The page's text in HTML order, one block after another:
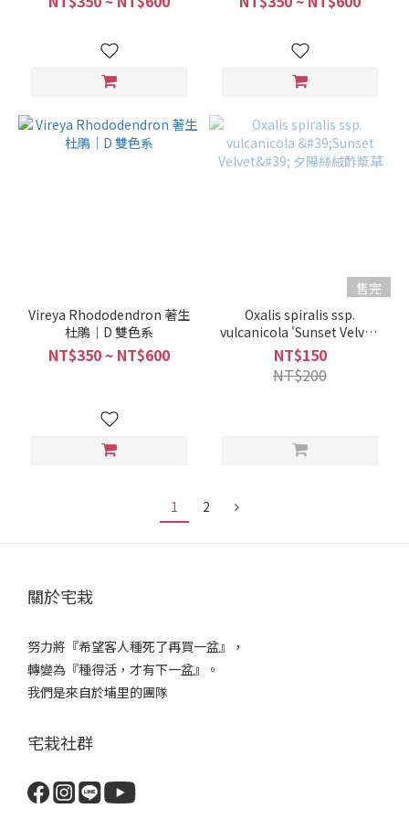
Vireya Rhododendron 著生
杜鵑｜D 雙色系
NT$350 ~ NT$600
售完
Oxalis spiralis ssp.
vulcanicola 'Sunset Velvet'
夕陽絲絨酢漿草
NT$150
NT$200
1 2
關於宅栽
努力將『希望客人種死了再買一盆』，
轉變為『種得活，才有下一盆』。
我們是來自於埔里的團隊
宅栽社群